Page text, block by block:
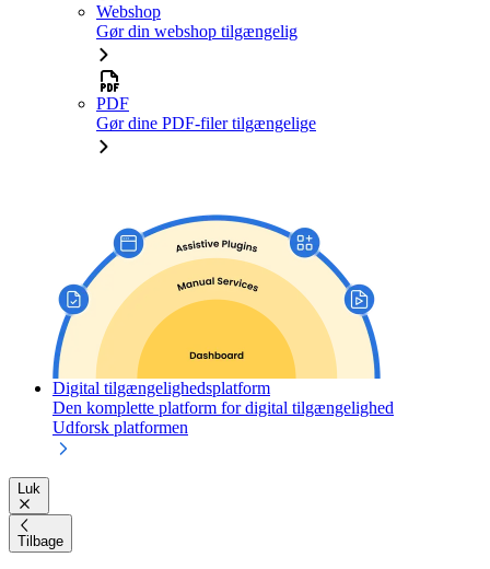
Webshop
Gør din webshop tilgængelig
PDF
Gør dine PDF-filer tilgængelige
Digital tilgængelighedsplatform
Den komplette platform for digital tilgængelighed
Udforsk platformen
Luk
Tilbage